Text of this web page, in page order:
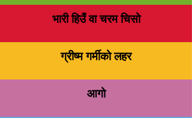
भारी हिउँ वा चरम चिसो
ग्रीष्म गर्मीको लहर
आगो